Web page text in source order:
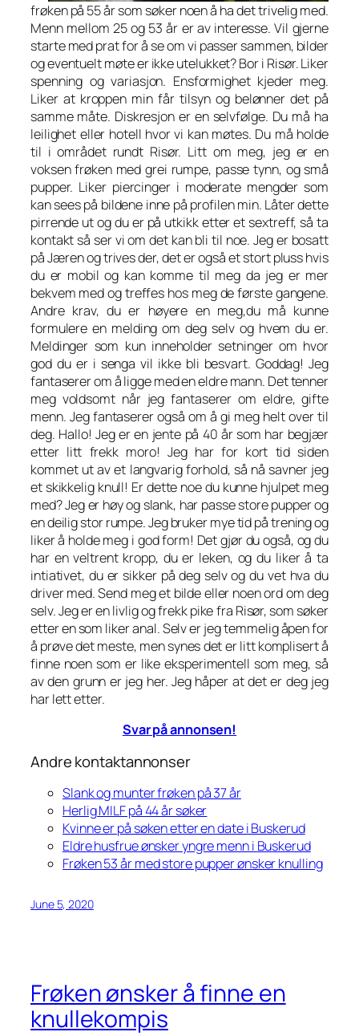
frøken på 55 år som søker noen å ha det trivelig med.
Menn mellom 25 og 53 år er av interesse. Vil gjerne
starte med prat for å se om vi passer sammen, bilder
og eventuelt møte er ikke utelukket? Bor i Risør. Liker
spenning og variasjon. Ensformighet kjeder meg.
Liker at kroppen min får tilsyn og belønner det på
samme måte. Diskresjon er en selvfølge. Du må ha
leilighet eller hotell hvor vi kan møtes. Du må holde
til i området rundt Risør. Litt om meg, jeg er en
voksen frøken med grei rumpe, passe tynn, og små
pupper. Liker piercinger i moderate mengder som
kan sees på bildene inne på profilen min. Låter dette
pirrende ut og du er på utkikk etter et sextreff, så ta
kontakt så ser vi om det kan bli til noe. Jeg er bosatt
på Jæren og trives der, det er også et stort pluss hvis
du er mobil og kan komme til meg da jeg er mer
bekvem med og treffes hos meg de første gangene.
Andre krav, du er høyere en meg,du må kunne
formulere en melding om deg selv og hvem du er.
Meldinger som kun inneholder setninger om hvor
god du er i senga vil ikke bli besvart. Goddag! Jeg
fantaserer om å ligge med en eldre mann. Det tenner
meg voldsomt når jeg fantaserer om eldre, gifte
menn. Jeg fantaserer også om å gi meg helt over til
deg. Hallo! Jeg er en jente på 40 år som har begjær
etter litt frekk moro! Jeg har for kort tid siden
kommet ut av et langvarig forhold, så nå savner jeg
et skikkelig knull! Er dette noe du kunne hjulpet meg
med? Jeg er høy og slank, har passe store pupper og
en deilig stor rumpe. Jeg bruker mye tid på trening og
liker å holde meg i god form! Det gjør du også, og du
har en veltrent kropp, du er leken, og du liker å ta
intiativet, du er sikker på deg selv og du vet hva du
driver med. Send meg et bilde eller noen ord om deg
selv. Jeg er en livlig og frekk pike fra Risør, som søker
etter en som liker anal. Selv er jeg temmelig åpen for
å prøve det meste, men synes det er litt komplisert å
finne noen som er like eksperimentell som meg, så
av den grunn er jeg her. Jeg håper at det er deg jeg
har lett etter.
Svar på annonsen!
Andre kontaktannonser
Slank og munter frøken på 37 år
Herlig MILF på 44 år søker
Kvinne er på søken etter en date i Buskerud
Eldre husfrue ønsker yngre menn i Buskerud
Frøken 53 år med store pupper ønsker knulling
June 5, 2020
Frøken ønsker å finne en
knullekompis